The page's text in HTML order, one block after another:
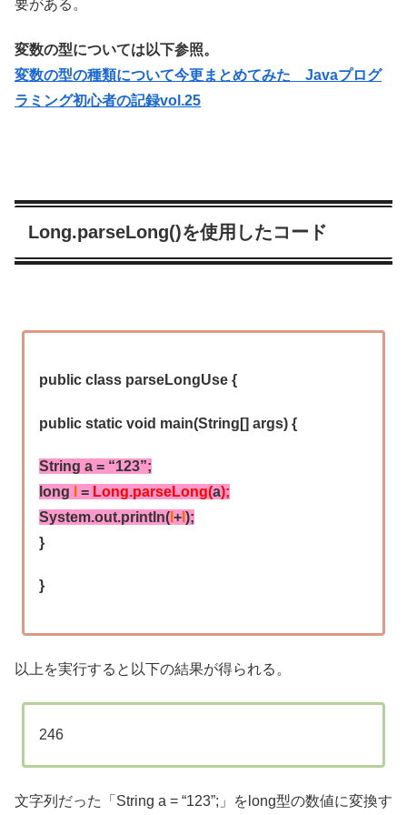
要がある。
変数の型については以下参照。
変数の型の種類について今更まとめてみた Javaプログ
ラミング初心者の記録vol.25
Long.parseLong()を使用したコード
public class parseLongUse {
public static void main(String[] args) {
String a = “123”;
long
= Long.parseLong(a);
System.out.println( l+ l);
}
}
以上を実行すると以下の結果が得られる。
246
文字列だった「String a = “123”;」をlong型の数値に変換す